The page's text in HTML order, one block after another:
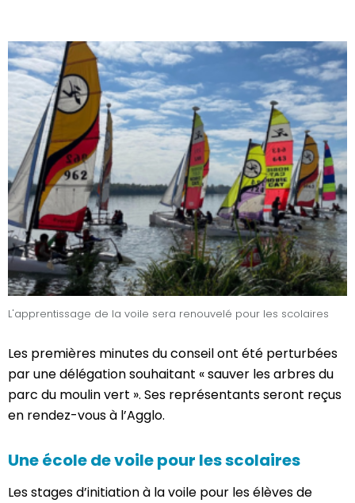
L'apprentissage de la voile sera renouvelé pour les scolaires
Les premières minutes du conseil ont été perturbées
par une délégation souhaitant « sauver les arbres du
parc du moulin vert ». Ses représentants seront reçus
en rendez-vous à l’Agglo.
Une école de voile pour les scolaires
Les stages d’initiation à la voile pour les élèves de